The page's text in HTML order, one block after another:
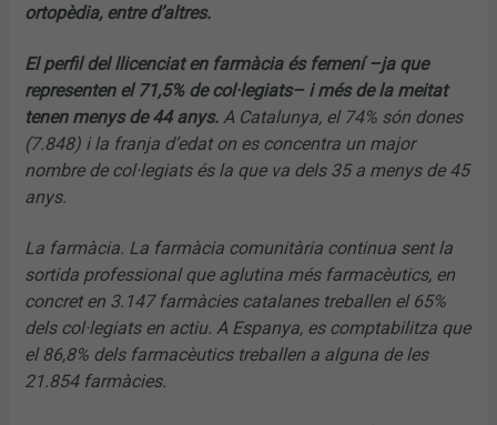
ortopèdia, entre d’altres.
El perfil del llicenciat en farmàcia és femení –ja que
representen el 71,5% de col·legiats– i més de la meitat
tenen menys de 44 anys. A Catalunya, el 74% són dones
(7.848) i la franja d’edat on es concentra un major
nombre de col·legiats és la que va dels 35 a menys de 45
anys.
La farmàcia. La farmàcia comunitària continua sent la
sortida professional que aglutina més farmacèutics, en
concret en 3.147 farmàcies catalanes treballen el 65%
dels col·legiats en actiu. A Espanya, es comptabilitza que
el 86,8% dels farmacèutics treballen a alguna de les
21.854 farmàcies.